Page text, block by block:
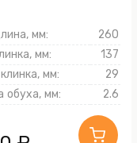
мм:
260
мм:
137
мм:
29
обуха, мм:
2.6